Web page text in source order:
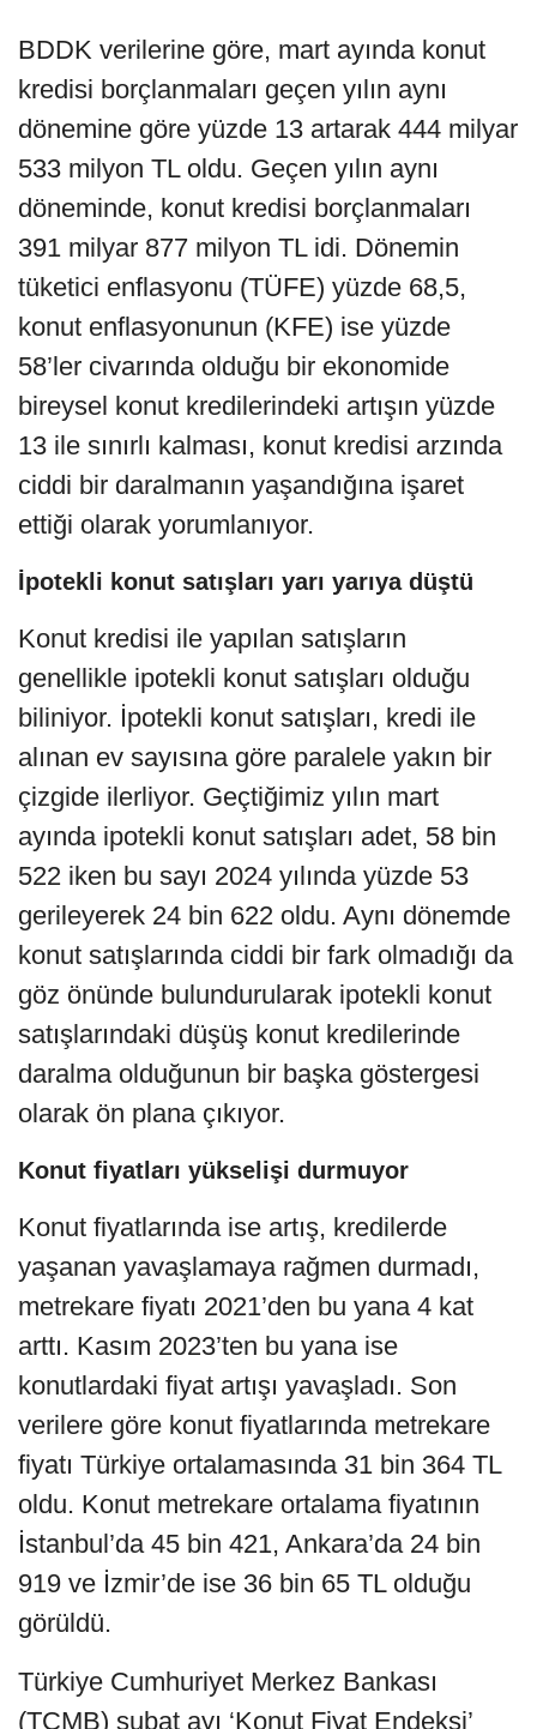
BDDK verilerine göre, mart ayında konut
kredisi borçlanmaları geçen yılın aynı
dönemine göre yüzde 13 artarak 444 milyar
533 milyon TL oldu. Geçen yılın aynı
döneminde, konut kredisi borçlanmaları
391 milyar 877 milyon TL idi. Dönemin
tüketici enflasyonu (TÜFE) yüzde 68,5,
konut enflasyonunun (KFE) ise yüzde
58’ler civarında olduğu bir ekonomide
bireysel konut kredilerindeki artışın yüzde
13 ile sınırlı kalması, konut kredisi arzında
ciddi bir daralmanın yaşandığına işaret
ettiği olarak yorumlanıyor.
İpotekli konut satışları yarı yarıya düştü
Konut kredisi ile yapılan satışların
genellikle ipotekli konut satışları olduğu
biliniyor. İpotekli konut satışları, kredi ile
alınan ev sayısına göre paralele yakın bir
çizgide ilerliyor. Geçtiğimiz yılın mart
ayında ipotekli konut satışları adet, 58 bin
522 iken bu sayı 2024 yılında yüzde 53
gerileyerek 24 bin 622 oldu. Aynı dönemde
konut satışlarında ciddi bir fark olmadığı da
göz önünde bulundurularak ipotekli konut
satışlarındaki düşüş konut kredilerinde
daralma olduğunun bir başka göstergesi
olarak ön plana çıkıyor.
Konut fiyatları yükselişi durmuyor
Konut fiyatlarında ise artış, kredilerde
yaşanan yavaşlamaya rağmen durmadı,
metrekare fiyatı 2021’den bu yana 4 kat
arttı. Kasım 2023’ten bu yana ise
konutlardaki fiyat artışı yavaşladı. Son
verilere göre konut fiyatlarında metrekare
fiyatı Türkiye ortalamasında 31 bin 364 TL
oldu. Konut metrekare ortalama fiyatının
İstanbul’da 45 bin 421, Ankara’da 24 bin
919 ve İzmir’de ise 36 bin 65 TL olduğu
görüldü.
Türkiye Cumhuriyet Merkez Bankası
(TCMB) şubat ayı ‘Konut Fiyat Endeksi’